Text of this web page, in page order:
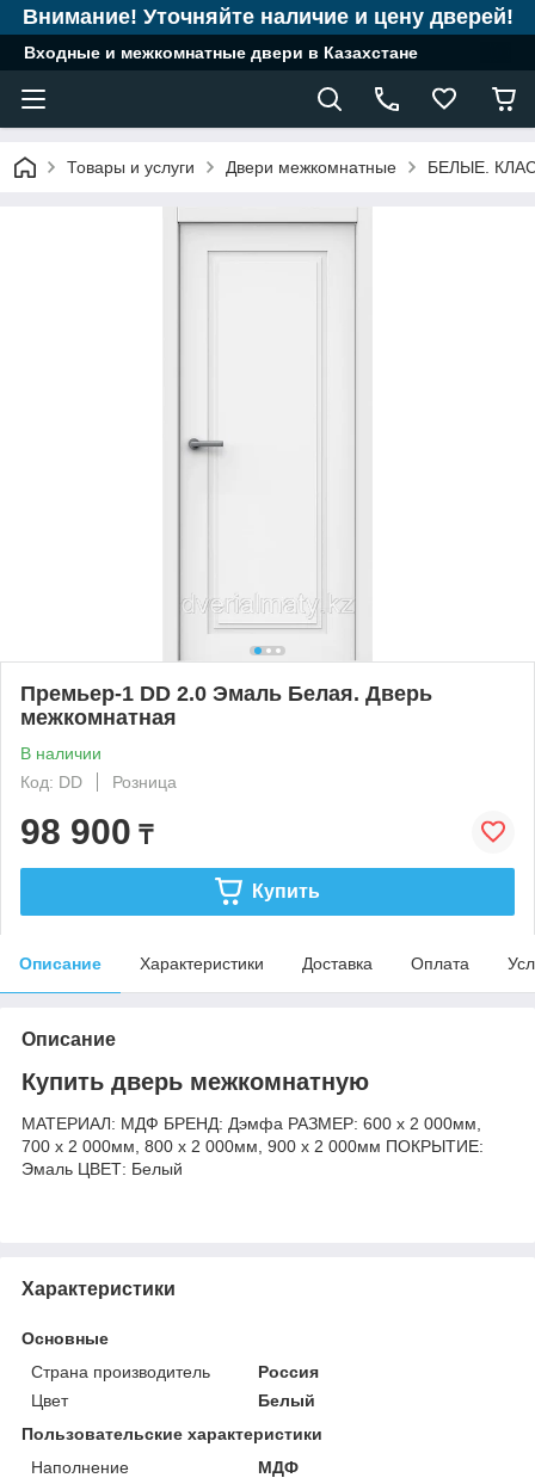
Внимание! Уточняйте наличие и цену дверей!
Входные и межкомнатные двери в Казахстане
Товары и услуги Двери межкомнатные БЕЛЫЕ.
Премьер-1 DD 2.0 Эмаль Белая. Дверь
межкомнатная
В наличии
Код: DD
Розница
98 900 ₸
Купить
Описание Характеристики Доставка Оплата
Описание
Купить дверь межкомнатную
МАТЕРИАЛ: МДФ БРЕНД: Дэмфа РАЗМЕР: 600 х 2 000мм,
700 х 2 000мм, 800 х 2 000мм, 900 х 2 000мм ПОКРЫТИЕ:
Эмаль ЦВЕТ: Белый
Характеристики
Основные
Страна производитель
Россия
Цвет
Белый
Пользовательские характеристики
Наполнение
МДФ